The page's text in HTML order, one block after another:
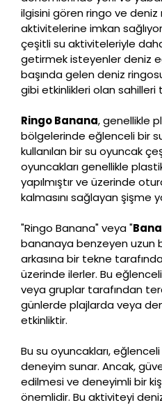
ilgisini gören ringo ve
aktivitelerine imkan
çeşitli su aktiviteleriyle
getirmek isteyenler deniz
başında gelen deniz
gibi etkinlikleri olan sahilleri
Ringo Banana, genellikle
bölgelerinde eğlenceli bir
kullanılan bir su oyuncak
oyuncakları genellikle
yapılmıştır ve üzerinde
kalmasını sağlayan şişme
"Ringo Banana" veya "
bananaya benzeyen uzun
arkasına bir tekne
üzerinde ilerler. Bu
veya gruplar tarafından
günlerde plajlarda veya
etkinliktir.
Bu su oyuncakları,
deneyim sunar. Ancak,
edilmesi ve deneyimli bir
önemlidir. Bu aktiviteyi